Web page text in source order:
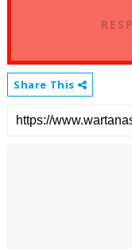
Share This